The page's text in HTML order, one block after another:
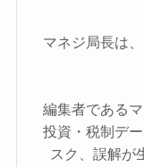
マネジ局長は
編集者である
投資・税制デ
スク、誤解が